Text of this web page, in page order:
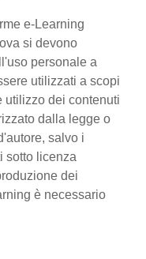
e-Learning
si devono
personale a
utilizzati a scopi
utilizzo dei contenuti
dalla legge o
salvo i
sotto licenza
dei
è necessario